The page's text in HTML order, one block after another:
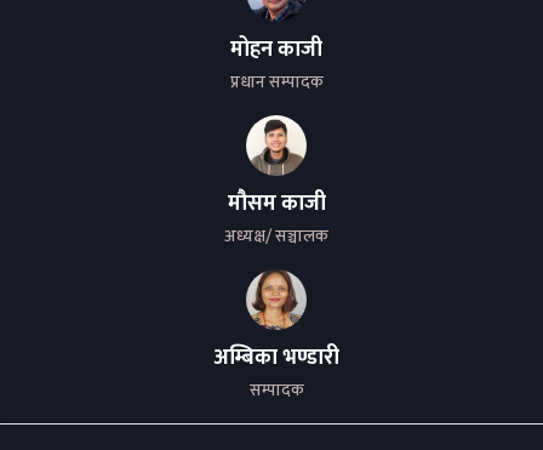
मोहन काजी
प्रधान सम्पादक
मौसम काजी
अध्यक्ष/ सञ्चालक
अम्बिका भण्डारी
सम्पादक